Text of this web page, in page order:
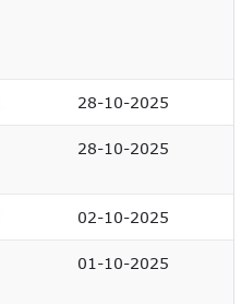
28-10-2025
28-10-2025
02-10-2025
01-10-2025